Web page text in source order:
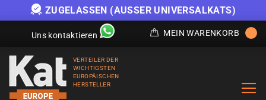
ZUGELASSEN (AUSSER UNIVERSALKATS)
Uns kontaktieren MEIN WARENKORB
VERTEILER DER
WICHTIGSTEN
EUROPÄISCHEN
HERSTELLER